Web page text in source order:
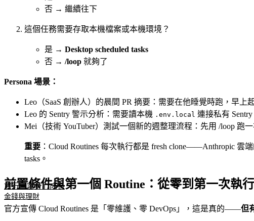
旅行黑客身心成長
金錢與理財
否 → 繼續往下
這個任務需要存取本機檔案或本機環境？
是 → Desktop scheduled tasks
否 → /loop 就夠了
Persona 場景：
Leo（SaaS 創辦人）的晨間 PR 摘要：需要在他睡覺時跑，早上
Leo 的 Sentry 警示分析：需要讀本機 .env.local 連接私有
Mei（技術 YouTuber）測試一個新的週整理流程：先用 /loop 跑
重要 ：Cloud Routines 每次執行都是 fresh clone——Anthropic 雲
tasks。
前置條件與第一個 Routine：從零到第一次執行
官方宣傳 Cloud Routines 是「零維護、零 DevOps」，這是真的——但